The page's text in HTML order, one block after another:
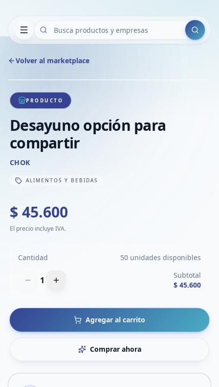
Buscar
Volver al marketplace
1/1
PRODUCTO
Desayuno opción para
compartir
CHOK
ALIMENTOS Y BEBIDAS
$ 45.600
El precio incluye IVA.
Cantidad 50 unidades disponibles
1
Subtotal
$ 45.600
Agregar al carrito
Comprar ahora